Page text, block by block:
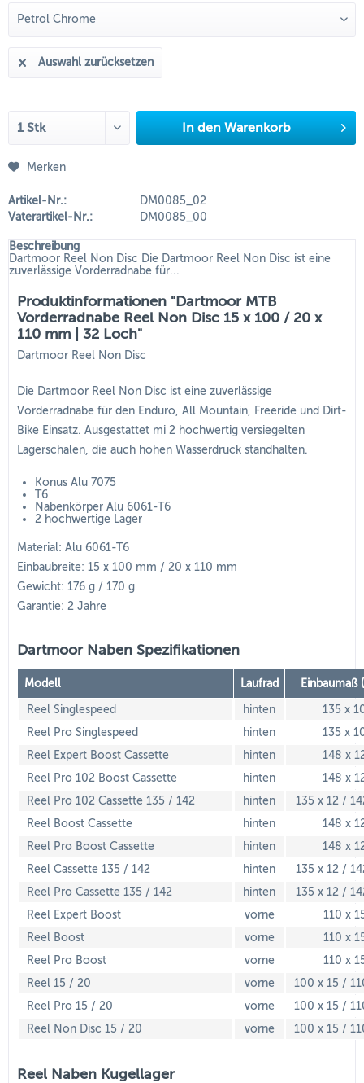
Auswahl zurücksetzen
In den Warenkorb
Merken
Artikel-Nr.:
DM0085_02
Vaterartikel-Nr.:
DM0085_00
Beschreibung
Dartmoor Reel Non Disc Die Dartmoor Reel Non Disc ist eine
zuverlässige Vorderradnabe für...
Produktinformationen "Dartmoor MTB
Vorderradnabe Reel Non Disc 15 x 100 / 20 x
110 mm | 32 Loch"
Dartmoor Reel Non Disc
Die Dartmoor Reel Non Disc ist eine zuverlässige
Vorderradnabe für den Enduro, All Mountain, Freeride und Dirt-
Bike Einsatz. Ausgestattet mi 2 hochwertig versiegelten
Lagerschalen, die auch hohen Wasserdruck standhalten.
Konus Alu 7075
T6
Nabenkörper Alu 6061-T6
2 hochwertige Lager
Material: Alu 6061-T6
Einbaubreite: 15 x 100 mm / 20 x 110 mm
Gewicht: 176 g / 170 g
Garantie: 2 Jahre
Dartmoor Naben Spezifikationen
Modell Laufrad Einbaumaß
Reel Singlespeed hinten
135 x
Reel Pro Singlespeed
hinten
135 x
Reel Expert Boost Cassette
hinten
148 x
Reel Pro 102 Boost Cassette
hinten
148 x
Reel Pro 102 Cassette 135 / 142
hinten
135 x 12 /
Reel Boost Cassette
hinten
148 x
Reel Pro Boost Cassette
hinten
148 x
Reel Cassette 135 / 142
hinten
135 x 12 /
Reel Pro Cassette 135 / 142
hinten
135 x 12 /
Reel Expert Boost
vorne
110 x
Reel Boost
vorne
110 x
Reel Pro Boost
vorne
110 x
Reel 15 / 20
vorne
100 x 15 /
Reel Pro 15 / 20
vorne
100 x 15 /
Reel Non Disc 15 / 20
vorne 100 x 15 /
Reel Naben Kugellager